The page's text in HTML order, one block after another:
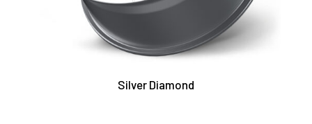
Silver Diamond